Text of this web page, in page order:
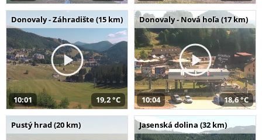
Donovaly - Záhradište (15 km)
10:01 19,2 °C
Donovaly - Nová hoľa (17 km)
10:04 18,6 °C
Pustý hrad (20 km) Jasenská dolina (32 km)